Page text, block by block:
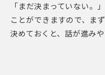
「まだ決まっていない。
ことができますので、ま
決めておくと、話が進みや